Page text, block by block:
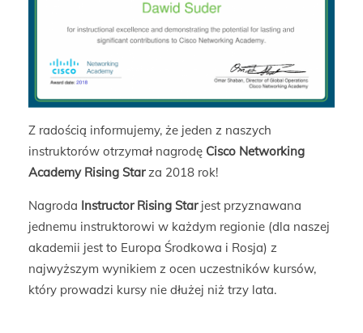
Z radością informujemy, że jeden z naszych
instruktorów otrzymał nagrodę Cisco Networking
Academy Rising Starza 2018 rok!
Nagroda Instructor Rising Star jest przyznawana
jednemu instruktorowi w każdym regionie (dla naszej
akademii jest to Europa Środkowa i Rosja) z
najwyższym wynikiem z ocen uczestników kursów,
który prowadzi kursy nie dłużej niż trzy lata.